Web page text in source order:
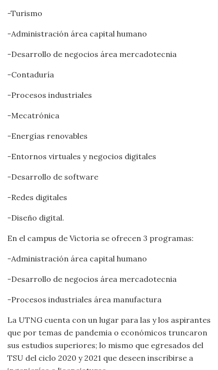
-Turismo
-Administración área capital humano
-Desarrollo de negocios área mercadotecnia
-Contaduría
-Procesos industriales
-Mecatrónica
-Energías renovables
-Entornos virtuales y negocios digitales
-Desarrollo de software
-Redes digitales
-Diseño digital.
En el campus de Victoria se ofrecen 3 programas:
-Administración área capital humano
-Desarrollo de negocios área mercadotecnia
-Procesos industriales área manufactura
La UTNG cuenta con un lugar para las y los aspirantes
que por temas de pandemia o económicos truncaron
sus estudios superiores; lo mismo que egresados del
TSU del ciclo 2020 y 2021 que deseen inscribirse a